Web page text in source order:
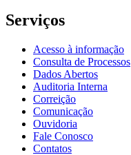
Serviços
Acesso à informação
Consulta de Processos
Dados Abertos
Auditoria Interna
Correição
Comunicação
Ouvidoria
Fale Conosco
Contatos